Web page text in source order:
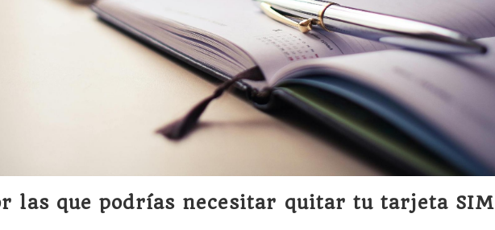
las que podrías necesitar quitar tu tarjeta SIM